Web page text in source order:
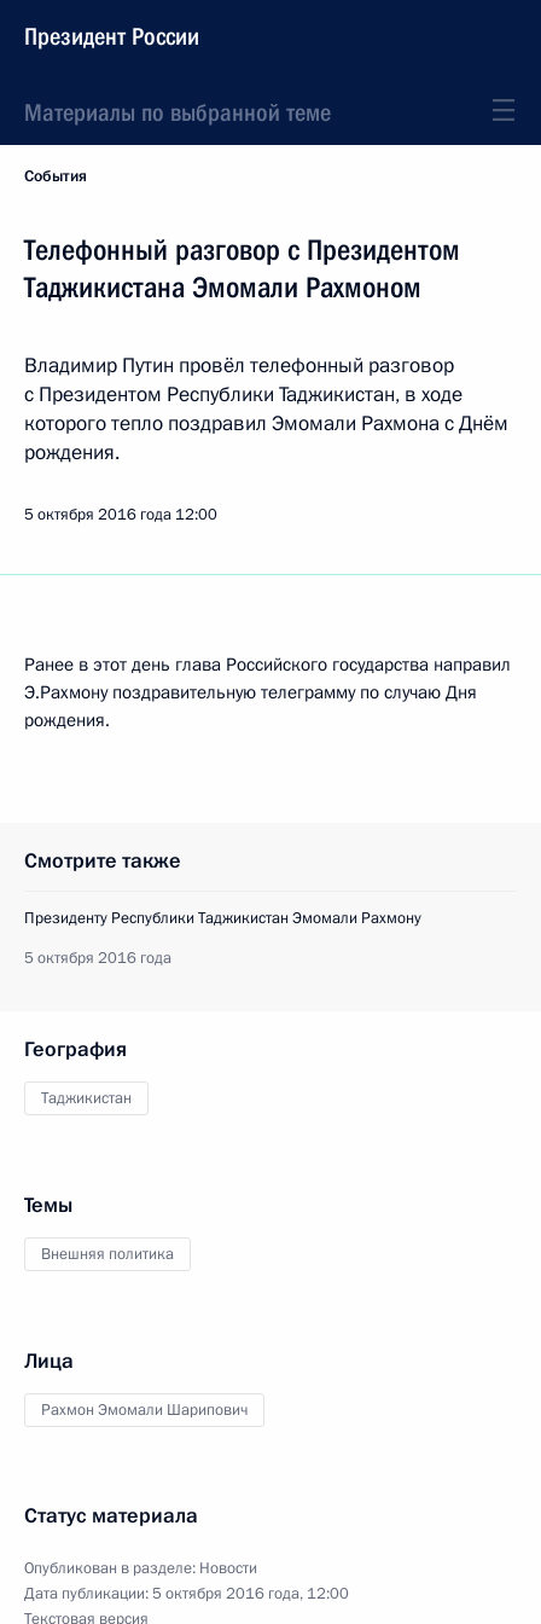
Президент России
Материалы по выбранной теме
События
Телефонный разговор с Президентом
Таджикистана Эмомали Рахмоном
Владимир Путин провёл телефонный разговор
с Президентом Республики Таджикистан, в ходе
которого тепло поздравил Эмомали Рахмона с Днём
рождения.
5 октября 2016 года 12:00
Ранее в этот день глава Российского государства направил
Э.Рахмону поздравительную телеграмму по случаю Дня
рождения.
Смотрите также
Президенту Республики Таджикистан Эмомали Рахмону
5 октября 2016 года
География
Таджикистан
Темы
Внешняя политика
Лица
Рахмон Эмомали Шарипович
Статус материала
Опубликован в разделе: Новости
Дата публикации:5 октября 2016 года, 12:00
Текстовая версия